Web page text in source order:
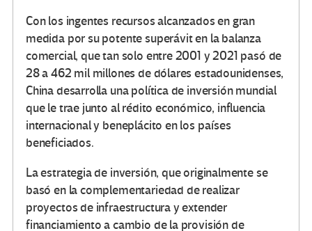
Con los ingentes recursos alcanzados en gran
medida por su potente superávit en la balanza
comercial, que tan solo entre 2001 y 2021 pasó de
28 a 462 mil millones de dólares estadounidenses,
China desarrolla una política de inversión mundial
que le trae junto al rédito económico, influencia
internacional y beneplácito en los países
beneficiados.
La estrategia de inversión, que originalmente se
basó en la complementariedad de realizar
proyectos de infraestructura y extender
financiamiento a cambio de la provisión de